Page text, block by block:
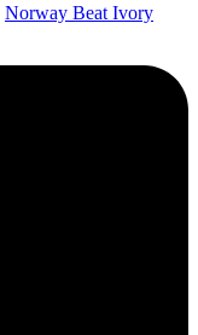
Norway Beat Ivory